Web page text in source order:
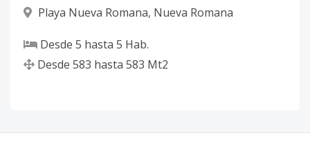
Playa Nueva Romana, Nueva Romana
Desde 5 hasta 5 Hab.
Desde 583 hasta 583 Mt2